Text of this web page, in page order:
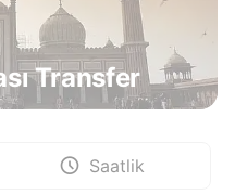
Transfer
Saatlik